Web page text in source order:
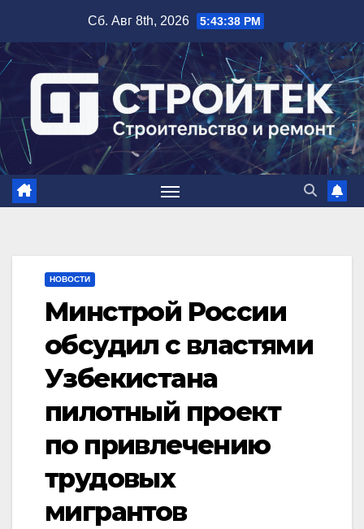
содержимому
Сб. Авг 8th, 2026 5:43:39 PM
НОВОСТИ
Минстрой России
обсудил с властями
Узбекистана
пилотный проект
по привлечению
трудовых
мигрантов